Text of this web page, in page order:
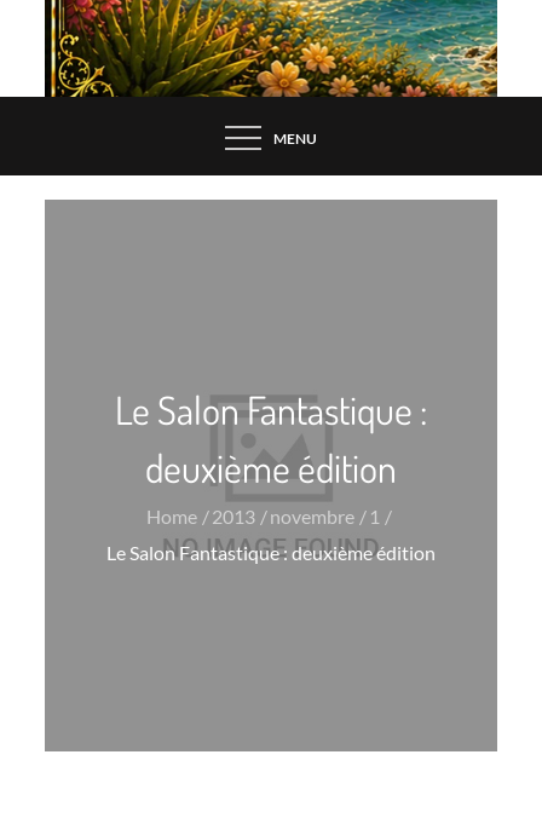
MENU
Le Salon Fantastique :
deuxième édition
Home 2013 novembre
1
Le Salon Fantastique : deuxième édition